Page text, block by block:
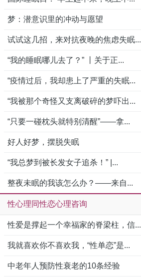
梦：潜意识里的冲动与愿望
试试这几招，来对抗夜晚的焦虑失眠...
“我的睡眠哪儿去了？” 丨关于正...
“疫情过后，我却患上了严重的失眠...
“我被那个奇怪又支离破碎的梦吓出...
“只要一碰枕头就特别清醒”——拿...
好人好梦，摆脱失眠
“我总梦到被长发女子追杀！” |...
整夜未眠的我该怎么办？——来自...
性心理同性恋心理咨询
性爱是撑起一个幸福家的脊梁柱，信...
我就喜欢你不喜欢我，“性单恋”是...
中老年人预防性衰老的10条经验